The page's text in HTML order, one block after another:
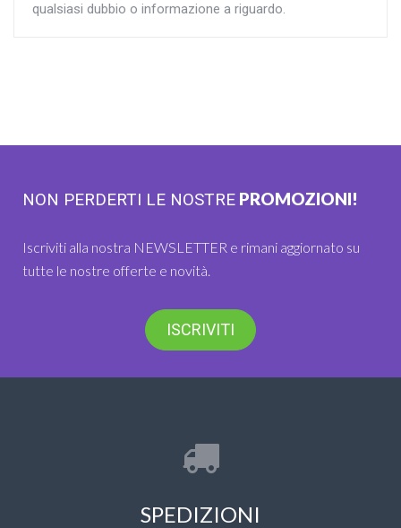
qualsiasi dubbio o informazione a riguardo.
NON PERDERTI LE NOSTRE PROMOZIONI!
Iscriviti alla nostra NEWSLETTER e rimani aggiornato su
tutte le nostre offerte e novità.
ISCRIVITI
SPEDIZIONI